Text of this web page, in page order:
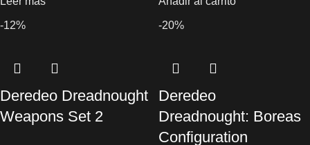
-12%
Deredeo Dreadnought
Weapons Set 2
-20%
Deredeo
Dreadnought: Boreas
Configuration